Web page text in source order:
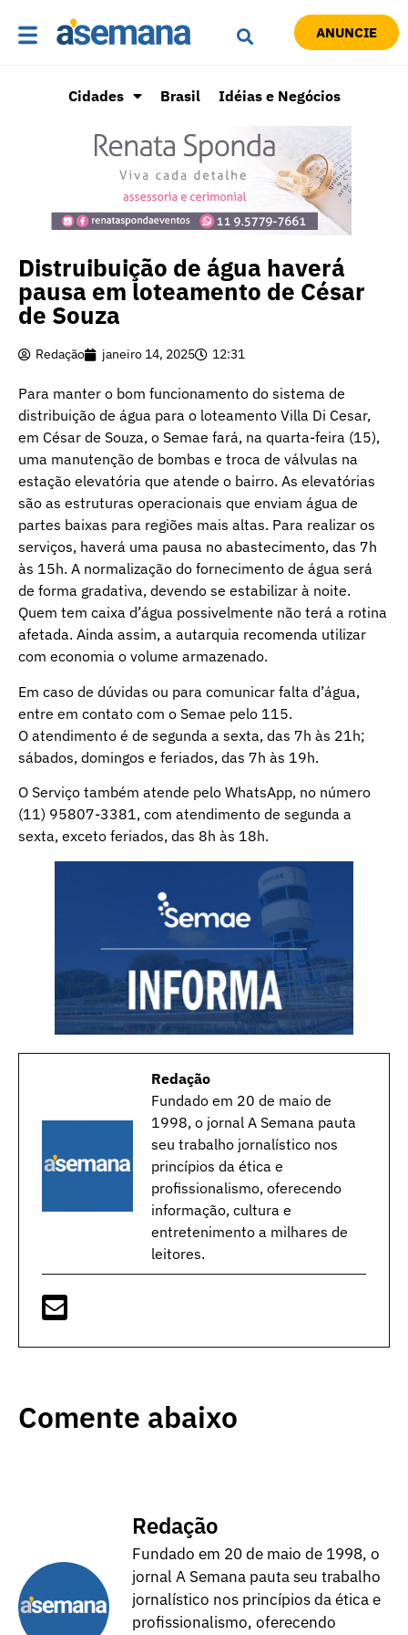
ANUNCIE
Cidades Brasil Idéias e Negócios
Distruibuição de água haverá
pausa em loteamento de César
de Souza
Redação janeiro 14, 2025 12:31
Para manter o bom funcionamento do sistema de
distribuição de água para o loteamento Villa Di Cesar,
em César de Souza, o Semae fará, na quarta-feira (15),
uma manutenção de bombas e troca de válvulas na
estação elevatória que atende o bairro. As elevatórias
são as estruturas operacionais que enviam água de
partes baixas para regiões mais altas. Para realizar os
serviços, haverá uma pausa no abastecimento, das 7h
às 15h. A normalização do fornecimento de água será
de forma gradativa, devendo se estabilizar à noite.
Quem tem caixa d’água possivelmente não terá a rotina
afetada. Ainda assim, a autarquia recomenda utilizar
com economia o volume armazenado.
Em caso de dúvidas ou para comunicar falta d’água,
entre em contato com o Semae pelo 115.
O atendimento é de segunda a sexta, das 7h às 21h;
sábados, domingos e feriados, das 7h às 19h.
O Serviço também atende pelo WhatsApp, no número
(11) 95807-3381, com atendimento de segunda a
sexta, exceto feriados, das 8h às 18h.
Redação
Fundado em 20 de maio de
1998, o jornal A Semana pauta
seu trabalho jornalístico nos
princípios da ética e
profissionalismo, oferecendo
informação, cultura e
entretenimento a milhares de
leitores.
Comente abaixo
Redação
Fundado em 20 de maio de 1998, o
jornal A Semana pauta seu trabalho
jornalístico nos princípios da ética e
profissionalismo, oferecendo